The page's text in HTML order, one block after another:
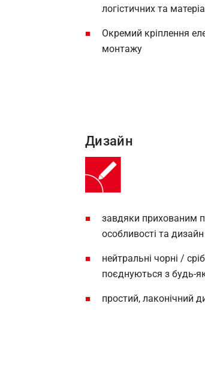
логістичних та
Окремий кріплення
монтажу
Дизайн
завдяки прихованим
особливості та
нейтральні чорні /
поєднуються з будь-
простий, лаконічний